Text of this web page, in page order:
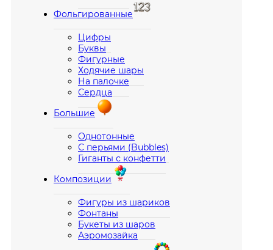
Фольгированные
Цифры
Буквы
Фигурные
Ходячие шары
На палочке
Сердца
Большие
Однотонные
С перьями (Bubbles)
Гиганты с конфетти
Композиции
Фигуры из шариков
Фонтаны
Букеты из шаров
Аэромозайка